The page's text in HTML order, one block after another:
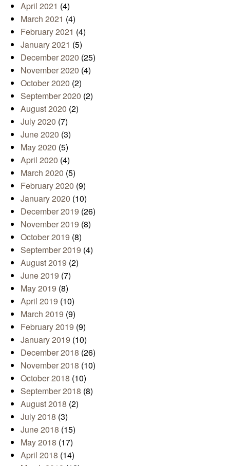
April 2021 (4)
March 2021 (4)
February 2021 (4)
January 2021 (5)
December 2020 (25)
November 2020 (4)
October 2020 (2)
September 2020 (2)
August 2020 (2)
July 2020 (7)
June 2020 (3)
May 2020 (5)
April 2020 (4)
March 2020 (5)
February 2020 (9)
January 2020 (10)
December 2019 (26)
November 2019 (8)
October 2019 (8)
September 2019 (4)
August 2019 (2)
June 2019 (7)
May 2019 (8)
April 2019 (10)
March 2019 (9)
February 2019 (9)
January 2019 (10)
December 2018 (26)
November 2018 (10)
October 2018 (10)
September 2018 (8)
August 2018 (2)
July 2018 (3)
June 2018 (15)
May 2018 (17)
April 2018 (14)